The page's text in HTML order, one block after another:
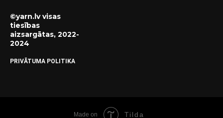
©yarn.lv visas
tiesības
aizsargātas, 2022-
2024
PRIVĀTUMA POLITIKA
Made on Tilda